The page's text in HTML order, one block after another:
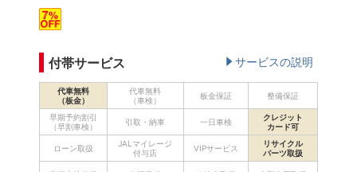
付帯サービス サービスの説明
代車無料
（板金）
代車無料
（車検）
板金保証 整備保証
早期予約割引
（早割車検）
引取・納車 一日車検
クレジット
カード可
ローン取扱
JALマイレージ
付与店
VIPサービス
リサイクル
パーツ取扱